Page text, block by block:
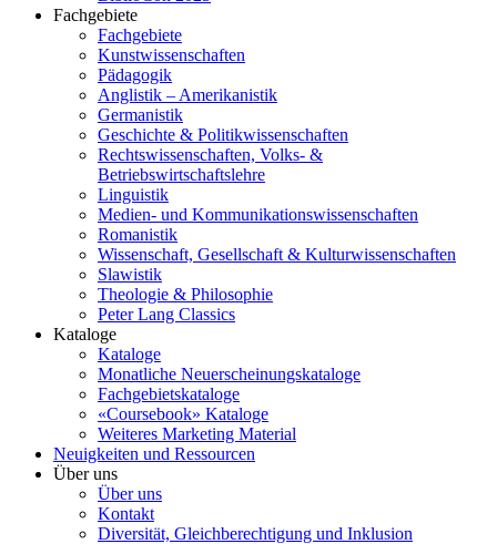
Fachgebiete
Fachgebiete
Kunstwissenschaften
Pädagogik
Anglistik – Amerikanistik
Germanistik
Geschichte & Politikwissenschaften
Rechtswissenschaften, Volks- &
Betriebswirtschaftslehre
Linguistik
Medien- und Kommunikationswissenschaften
Romanistik
Wissenschaft, Gesellschaft & Kulturwissenschaften
Slawistik
Theologie & Philosophie
Peter Lang Classics
Kataloge
Kataloge
Monatliche Neuerscheinungskataloge
Fachgebietskataloge
«Coursebook» Kataloge
Weiteres Marketing Material
Neuigkeiten und Ressourcen
Über uns
Über uns
Kontakt
Diversität, Gleichberechtigung und Inklusion